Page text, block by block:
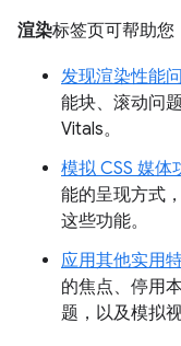
渲染标签页可帮助您
发现渲染性能
能块、滚动问
Vitals。
模拟 CSS 媒体
能的呈现方式
这些功能。
应用其他实用
的焦点、停用
题，以及模拟